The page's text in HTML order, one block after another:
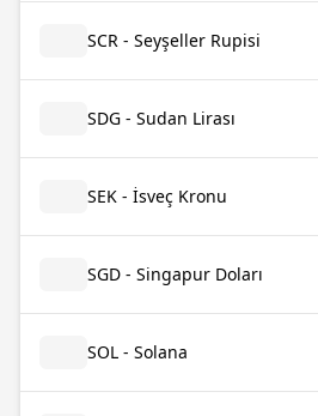
SCR - Seyşeller Rupisi
SDG - Sudan Lirası
SEK - İsveç Kronu
SGD - Singapur Doları
SOL - Solana